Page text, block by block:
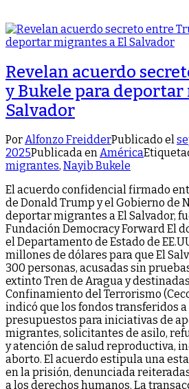
Revelan acuerdo
y Bukele para deportar
Salvador
PorAlfonzo FreidderPublicado el
2025Publicada enAmérica
migrantes, Nayib Bukele
El acuerdo confidencial firmado
de Donald Trump y el Gobierno de
deportar migrantes a El Salvador,
Fundación Democracy Forward El
el Departamento de Estado de
millones de dólares para que El
300 personas, acusadas sin
extinto Tren de Aragua y
Confinamiento del Terrorismo
indicó que los fondos transferidos
presupuestos para iniciativas de
migrantes, solicitantes de asilo,
y atención de salud reproductiva,
aborto. El acuerdo estipula una
en la prisión, denunciada
a los derechos humanos. La